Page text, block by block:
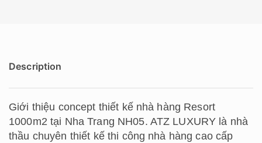
Description
Giới thiệu concept thiết kế nhà hàng Resort
1000m2 tại Nha Trang NH05. ATZ LUXURY là nhà
thầu chuyên thiết kế thi công nhà hàng cao cấp